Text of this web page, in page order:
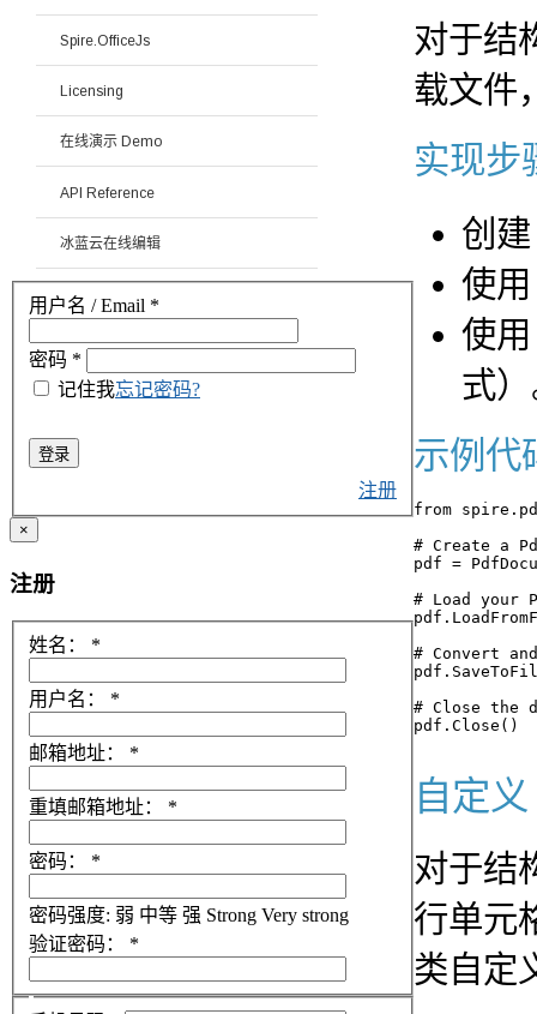
对于结
载文件
实现步
创
使用
使用
式
示例代
from
# Create a
pdf =
# Load your
# Convert
# Close the
自定
对于结
行单元
类自定
Spire.OfficeJs
Licensing
在线演示 Demo
API Reference
冰蓝云在线编辑
用户名 / Email *
密码 *
记住我忘记密码?
登录
注册
×
注册
姓名： *
用户名： *
邮箱地址： *
重填邮箱地址： *
密码： *
密码强度: 弱 中等 强 Strong Very strong
验证密码：
*